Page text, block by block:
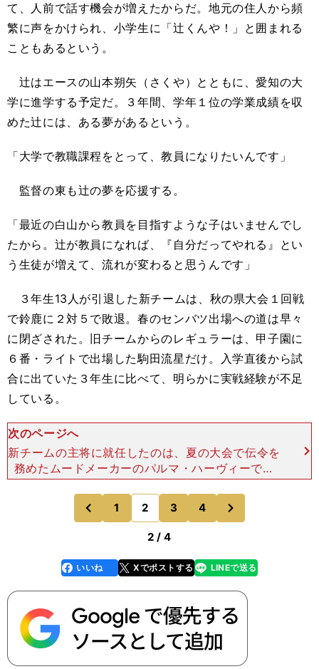
て、人前で話す機会が増えたからだ。地元の住人から頻
繁に声をかけられ、小学生に「辻くんや！」と囲まれる
こともあるという。
辻はエースの山本朔矢（さくや）とともに、愛知の大
学に進学する予定だ。３年間、学年１位の学業成績を収
めた辻には、ある夢があるという。
「大学で教職課程をとって、教員になりたいんです」
監督の東も辻の夢を応援する。
「最近の白山から教員を目指すような子はいませんでし
たから。辻が教員になれば、『自分だってやれる』とい
う生徒が増えて、流れが変わると思うんです」
３年生13 人が引退した新チームは、秋の県大会１回戦
で鈴鹿に２対５で敗退。春のセンバツ出場への道は早々
に閉ざされた。旧チームからのレギュラーは、甲子園に
６番・ライトで出場した駒田流星だけ。入学直後から試
合に出ていた３年生に比べて、明らかに実戦経験が不足
している。
次のページへ
新チームの主将に就任したのは、夏の大会で伝令を
務めたムードメーカーのパルマ・ハーヴィーであ
る。パルマは両親がフィリピン人で、小学４年時に
来日した。とはいえ現在は日本語を流暢に話し、思
考力も高い。「今
前
のページへ
1 2 3 4
のページへ
2 / 4
faceboo
k
いいね Xでポストする
line LINEで送る